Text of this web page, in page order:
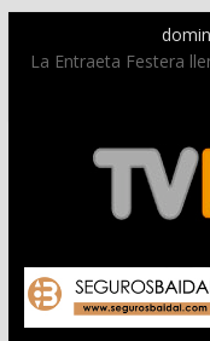
La Entraeta Festera
Campo con la
Dos personas
entre Benissa y Calp
Una nueva
El bando moro
Paco Adsuar dona al
de la memoria visual